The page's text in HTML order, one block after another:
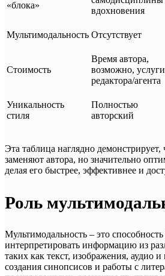
«блока»
вдохновения
Мультимодальность Отсутствует
Стоимость
Время автора,
возможно, услуги
редактора/агента
Уникальность
стиля
Полностью
авторский
Эта таблица наглядно
заменяют автора, но значительно
делая его быстрее, эффективнее и
Роль
Мультимодальность – это
интерпретировать информацию из
таких как текст, изображения, аудио
создания синопсисов и работы с